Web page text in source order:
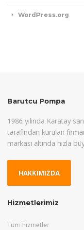
WordPress.org
Barutcu Pompa
1986 yılında Karatay
tarafından kurulan
markası altında hızla
HAKKIMIZDA
Hizmetlerimiz
Tüm Hizmetler